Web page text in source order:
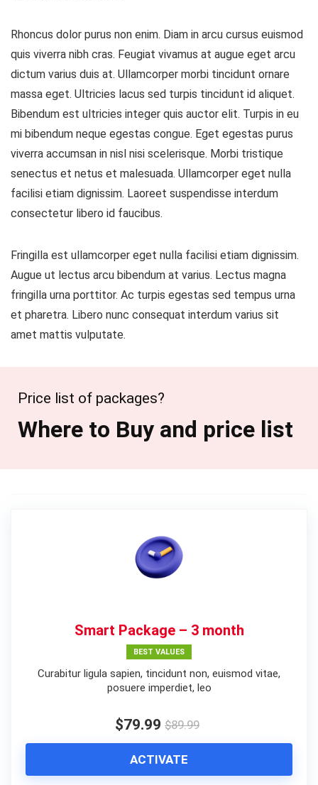
Rhoncus dolor purus non enim. Diam in arcu cursus euismod
quis viverra nibh cras. Feugiat vivamus at augue eget arcu
dictum varius duis at. Ullamcorper morbi tincidunt ornare
massa eget. Ultricies lacus sed turpis tincidunt id aliquet.
Bibendum est ultricies integer quis auctor elit. Turpis in eu
mi bibendum neque egestas congue. Eget egestas purus
viverra accumsan in nisl nisi scelerisque. Morbi tristique
senectus et netus et malesuada. Ullamcorper eget nulla
facilisi etiam dignissim. Laoreet suspendisse interdum
consectetur libero id faucibus.
Fringilla est ullamcorper eget nulla facilisi etiam dignissim.
Augue ut lectus arcu bibendum at varius. Lectus magna
fringilla urna porttitor. Ac turpis egestas sed tempus urna
et pharetra. Libero nunc consequat interdum varius sit
amet mattis vulputate.
Price list of packages?
Where to Buy and price list
Smart Package – 3 month
BEST VALUES
Curabitur ligula sapien, tincidunt non, euismod vitae,
posuere imperdiet, leo
$79.99 $89.99
ACTIVATE